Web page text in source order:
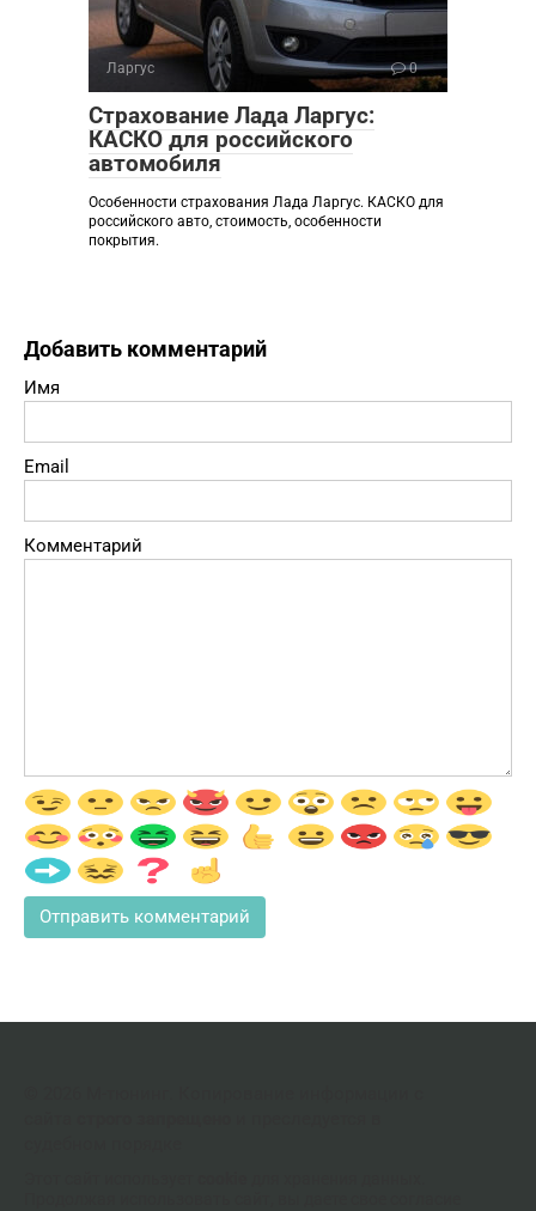
Ларгус 0
Страхование Лада Ларгус:
КАСКО для российского
автомобиля
Особенности страхования Лада Ларгус. КАСКО для
российского авто, стоимость, особенности
покрытия.
Добавить комментарий
Имя
Email
Комментарий